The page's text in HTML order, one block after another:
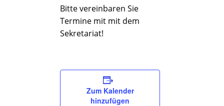
Bitte vereinbaren Sie
Termine mit mit dem
Sekretariat!
Zum Kalender
hinzufügen